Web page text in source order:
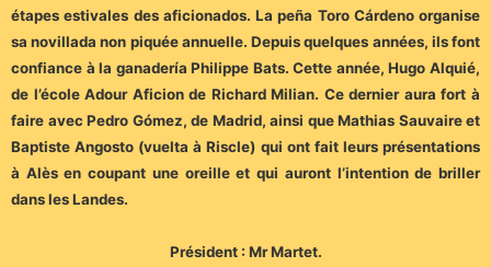
étapes estivales des aficionados. La peña Toro Cárdeno organise
sa novillada non piquée annuelle. Depuis quelques années, ils font
confiance à la ganadería Philippe Bats. Cette année, Hugo Alquié,
de l’école Adour Aficion de Richard Milian. Ce dernier aura fort à
faire avec Pedro Gómez, de Madrid, ainsi que Mathias Sauvaire et
Baptiste Angosto (vuelta à Riscle) qui ont fait leurs présentations
à Alès en coupant une oreille et qui auront l’intention de briller
dans les Landes.
Président : Mr Martet.